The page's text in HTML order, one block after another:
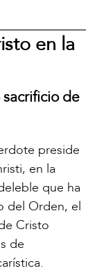
en la
de
preside
en la
que ha
del Orden, el
Cristo
de